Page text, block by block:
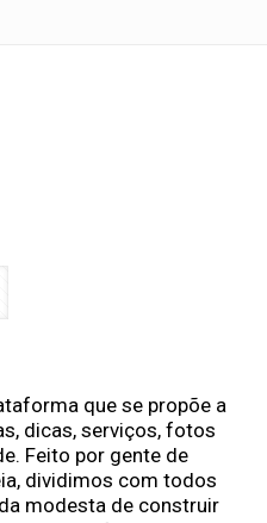
que se propõe a
dicas, serviços, fotos
Feito por gente de
dividimos com todos
modesta de construir